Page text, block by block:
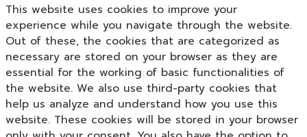
This website uses cookies to improve your
experience while you navigate through the website.
Out of these, the cookies that are categorized as
necessary are stored on your browser as they are
essential for the working of basic functionalities of
the website. We also use third-party cookies that
help us analyze and understand how you use this
website. These cookies will be stored in your browser